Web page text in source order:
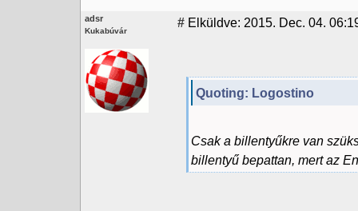
adsr
Kukabúvár
# Elküldve: 2015. Dec. 04.
Quoting: Logostino
Csak a billentyűkre van
billentyű bepattan, mert az